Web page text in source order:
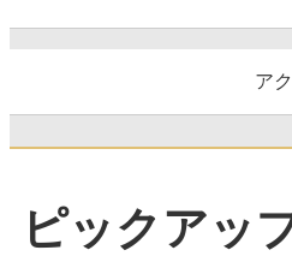
ア
ピックアッ